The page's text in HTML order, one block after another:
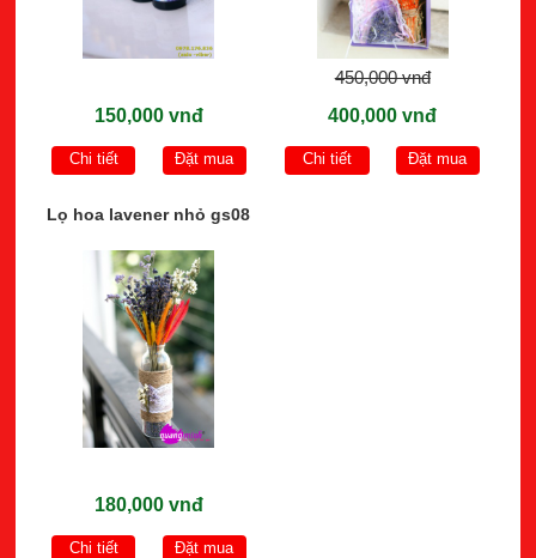
150,000 vnđ
Chi tiết Đặt mua
450,000 vnđ
400,000 vnđ
Chi tiết Đặt mua
Lọ hoa lavener nhỏ gs08
180,000 vnđ
Chi tiết Đặt mua